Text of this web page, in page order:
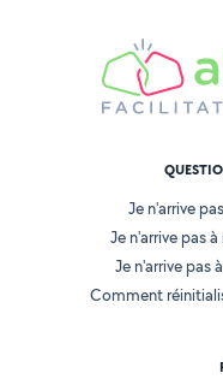
Je n'arrive
Je n'arrive pas
Je n'arrive pas
Comment